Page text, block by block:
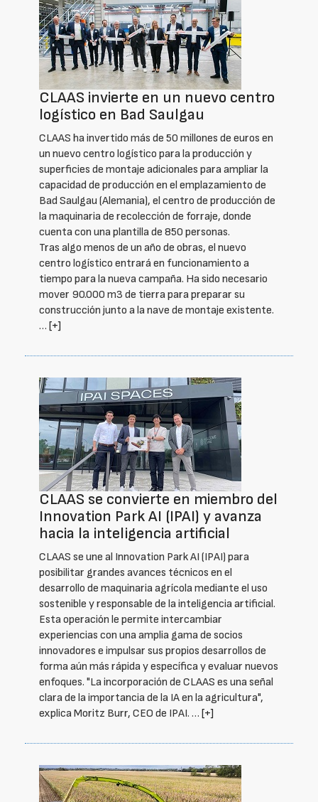
CLAAS invierte en un nuevo centro
logístico en Bad Saulgau
CLAAS ha invertido más de 50 millones de euros en
un nuevo centro logístico para la producción y
superficies de montaje adicionales para ampliar la
capacidad de producción en el emplazamiento de
Bad Saulgau (Alemania), el centro de producción de
la maquinaria de recolección de forraje, donde
cuenta con una plantilla de 850 personas.
Tras algo menos de un año de obras, el nuevo
centro logístico entrará en funcionamiento a
tiempo para la nueva campaña. Ha sido necesario
mover 90.000 m3 de tierra para preparar su
construcción junto a la nave de montaje existente.
… [+]
CLAAS se convierte en miembro del
Innovation Park AI (IPAI) y avanza
hacia la inteligencia artificial
CLAAS se une al Innovation Park AI (IPAI) para
posibilitar grandes avances técnicos en el
desarrollo de maquinaria agrícola mediante el uso
sostenible y responsable de la inteligencia artificial.
Esta operación le permite intercambiar
experiencias con una amplia gama de socios
innovadores e impulsar sus propios desarrollos de
forma aún más rápida y específica y evaluar nuevos
enfoques. "La incorporación de CLAAS es una señal
clara de la importancia de la IA en la agricultura",
explica Moritz Burr, CEO de IPAI. … [+]